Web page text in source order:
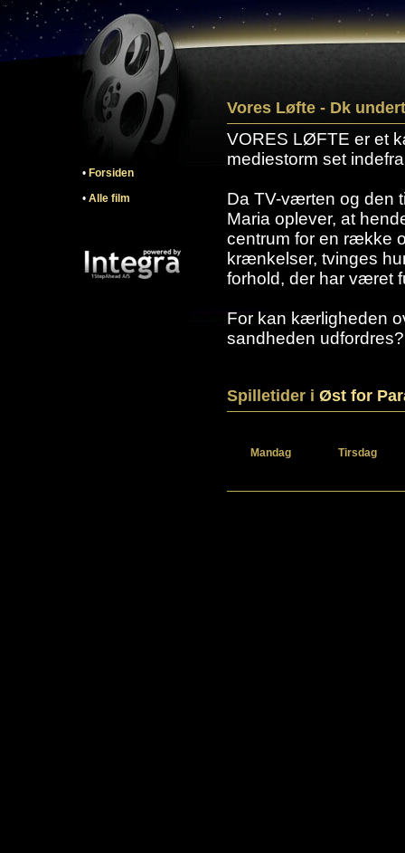
• Forsiden
• Alle film
Vores Løfte - Dk
VORES LØFTE er et
mediestorm set
Da TV-værten og den
Maria oplever, at
centrum for en række
krænkelser, tvinges
forhold, der har været
For kan kærligheden
sandheden udfordres?
Spilletider i Øst for
Mandag Tirsdag